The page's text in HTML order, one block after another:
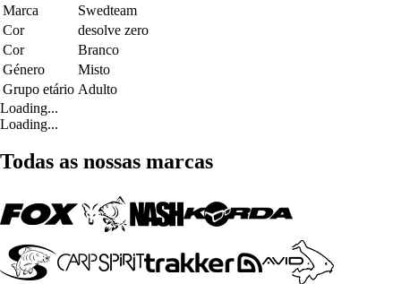
Marca
Swedteam
Cor
desolve zero
Cor
Branco
Género
Misto
Grupo etário Adulto
Loading...
Loading...
Todas as nossas marcas